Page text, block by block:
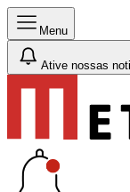
Menu
Ative nossas